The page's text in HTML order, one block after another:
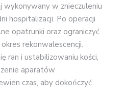
wykonywany w znieczuleniu
hospitalizacji. Po operacji
opatrunki oraz ograniczyć
rekonwalescencji.
ran i ustabilizowaniu kości,
aparatów
czas, aby dokończyć